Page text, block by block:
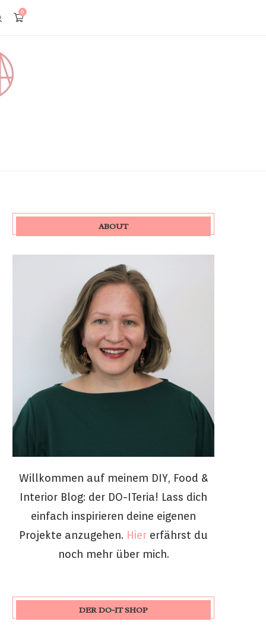
0
ABOUT
Willkommen auf meinem DIY, Food &
Interior Blog: der DO-ITeria! Lass dich
einfach inspirieren deine eigenen
Projekte anzugehen. Hier erfährst du
noch mehr über mich.
DER DO-IT SHOP